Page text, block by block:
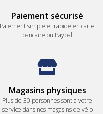
Paiement sécurisé
Paiement simple et rapide en carte
bancaire ou Paypal
Magasins physiques
Plus de 30 personnes sont à votre
service dans nos magasins de vélo